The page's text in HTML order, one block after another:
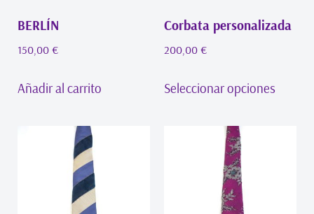
BERLÍN
150,00 €
Añadir al carrito
Corbata personalizada
200,00 €
Seleccionar opciones